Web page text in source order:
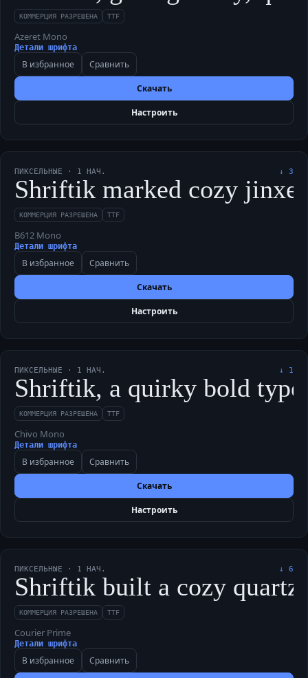
КОММЕРЦИЯ РАЗРЕШЕНА TTF
Azeret Mono
Детали шрифта
В избранное Сравнить
Скачать
Настроить
ПИКСЕЛЬНЫЕ · 1 НАЧ. ↓ 3
Shriftik marked cozy
КОММЕРЦИЯ РАЗРЕШЕНА TTF
B612 Mono
Детали шрифта
В избранное Сравнить
Скачать
Настроить
ПИКСЕЛЬНЫЕ · 1 НАЧ. ↓ 1
Shriftik, a quirky bold
КОММЕРЦИЯ РАЗРЕШЕНА TTF
Chivo Mono
Детали шрифта
В избранное Сравнить
Скачать
Настроить
ПИКСЕЛЬНЫЕ · 1 НАЧ. ↓ 6
Shriftik built a cozy
КОММЕРЦИЯ РАЗРЕШЕНА TTF
Courier Prime
Детали шрифта
В избранное Сравнить